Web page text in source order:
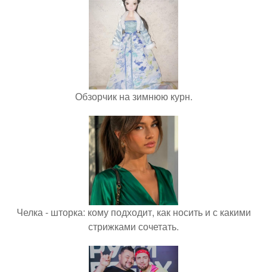
Обзорчик на зимнюю курн.
Челка - шторка: кому подходит, как носить и с какими
стрижками сочетать.